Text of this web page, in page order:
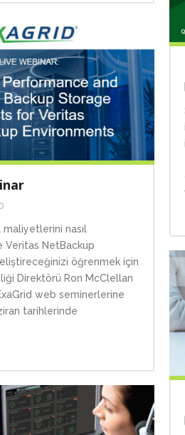
nasıl
Veritas NetBackup
öğrenmek için
Direktörü Ron McClellan
web seminerlerine
tarihlerinde